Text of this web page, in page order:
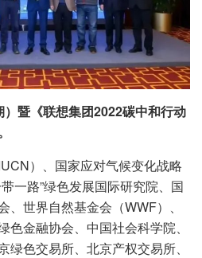
暨《联想集团2022碳中和行动
）、国家应对气候变化战略
一路”绿色发展国际研究院、国
世界自然基金会（WWF）、
金融协会、中国社会科学院、
色交易所、北京产权交易所、